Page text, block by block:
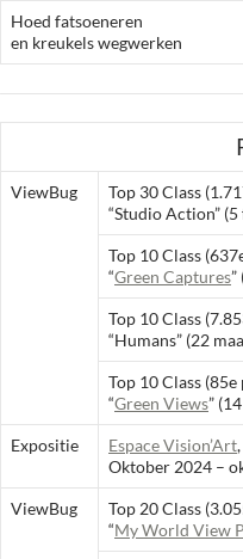
Hoed fatsoeneren
en kreukels wegwerken
ViewBug
Top 30 Class
“Studio Action”
Top 10 Class
“Green Captures
Top 10 Class
“Humans” (22
Top 10 Class
“Green Views”
Expositie Espace Vision’Art
Oktober 2024 –
ViewBug
Top 20 Class
“My World View